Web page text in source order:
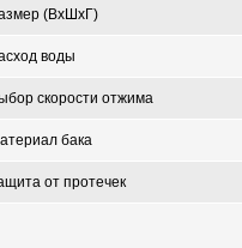
(ВхШхГ)
воды
скорости отжима
бака
от протечек